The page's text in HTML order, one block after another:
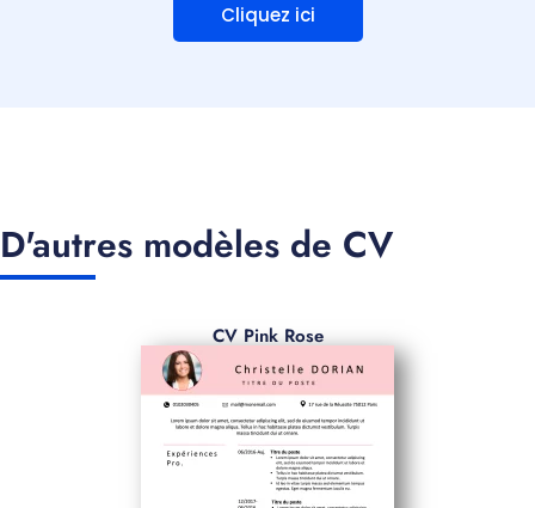
Cliquez ici
D'autres modèles de CV
CV Pink Rose